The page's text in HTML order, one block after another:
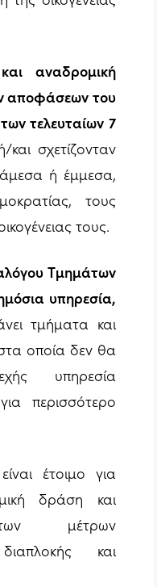
αναδρομική
αποφάσεων του
τελευταίων 7
σχετίζονταν
ή έμμεσα,
τους
τους.
Τμημάτων
υπηρεσία,
τμήματα και
οποία δεν θα
υπηρεσία
περισσότερο
έτοιμο για
δράση και
μέτρων
και